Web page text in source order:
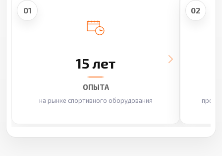
01
15 лет
ОПЫТА
на рынке спортивного оборудования
02